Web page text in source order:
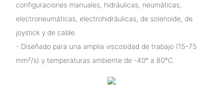
configuraciones manuales, hidráulicas, neumáticas,
electroneumáticas, electrohidráulicas, de solenoide, de
joystick y de cable.
- Diseñado para una amplia viscosidad de trabajo (15–75
mm²/s) y temperaturas ambiente de -40° a 80°C.